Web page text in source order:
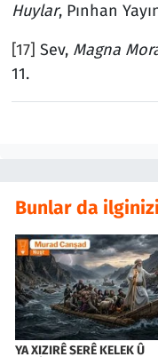
Huylar, Pınhan
[17] Sev, Magna
11.
Bunlar da
YA XIZIRÊ SERÊ KELEK Û